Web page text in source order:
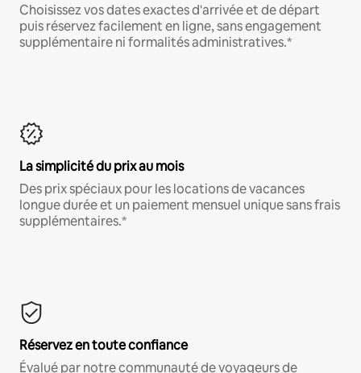
Choisissez vos dates exactes d'arrivée et de départ
puis réservez facilement en ligne, sans engagement
supplémentaire ni formalités administratives.*
La simplicité du prix au mois
Des prix spéciaux pour les locations de vacances
longue durée et un paiement mensuel unique sans frais
supplémentaires.*
Réservez en toute confiance
Évalué par notre communauté de voyageurs de